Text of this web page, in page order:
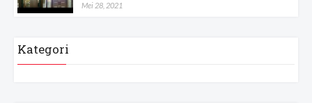
Mei 28, 2021
Kategori